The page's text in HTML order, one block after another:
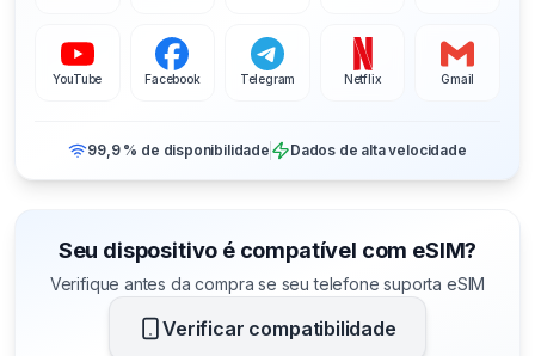
YouTube Facebook Telegram Netflix Gmail
99,9 % de disponibilidade Dados de alta velocidade
Seu dispositivo é compatível com eSIM?
Verifique antes da compra se seu telefone suporta eSIM
Verificar compatibilidade